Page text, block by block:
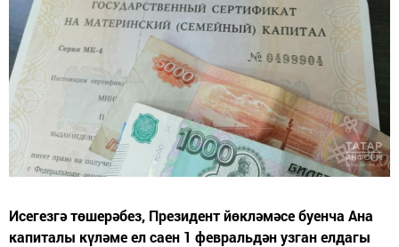
Исегезгә төшерәбез, Президент йөкләмәсе буенча Ана
капиталы күләме ел саен 1 февральдән узган елдагы